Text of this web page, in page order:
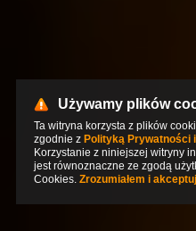
Używamy plików
Ta witryna korzysta z plików
zgodnie z Polityką Prywatności
Korzystanie z niniejszej witryny
jest równoznaczne ze zgodą
Cookies. Zrozumiałem i